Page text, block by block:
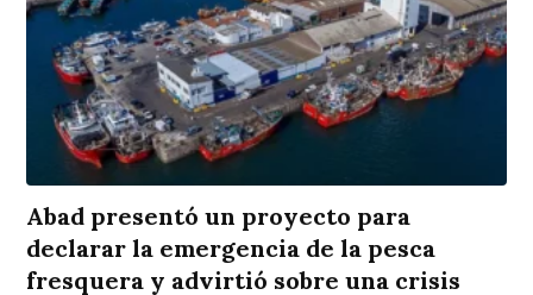
Abad presentó un proyecto para
declarar la emergencia de la pesca
fresquera y advirtió sobre una crisis